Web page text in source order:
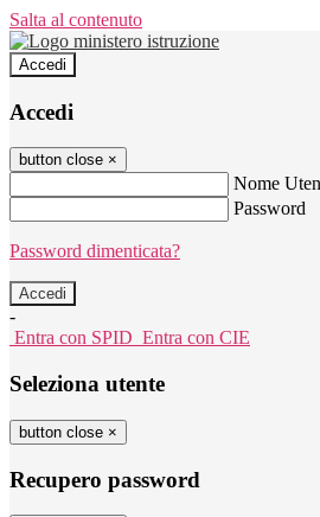
Salta al contenuto
Accedi
Accedi
button close ×
Nome
Password
Password dimenticata?
-
Entra con SPID Entra con CIE
Seleziona utente
button close ×
Recupero password